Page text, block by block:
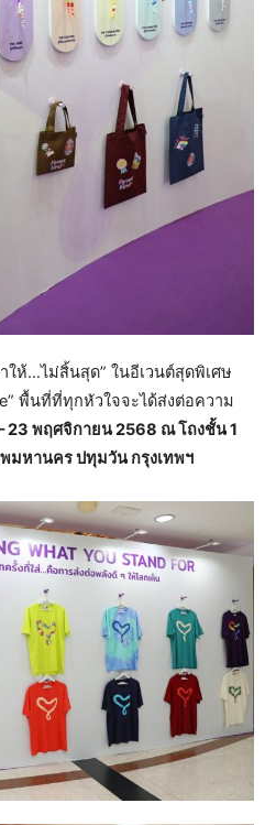
ให้…ไม่สิ้นสุด” ในอีเวนต์สุดพิเศษ
พื้นที่ที่ทุกหัวใจจะได้ส่งต่อความ
23 พฤศจิกายน 2568 ณ โถงชั้น 1
มหานคร ปทุมวัน กรุงเทพฯ